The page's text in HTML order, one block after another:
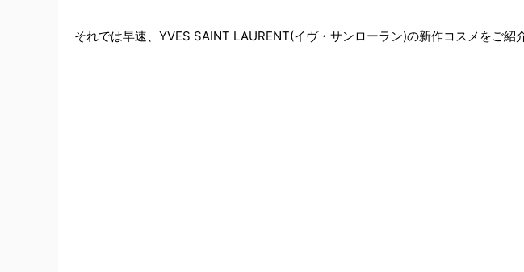
それでは早速、YVES SAINT LAURENT(イヴ・サンローラン)の新作コスメをご紹